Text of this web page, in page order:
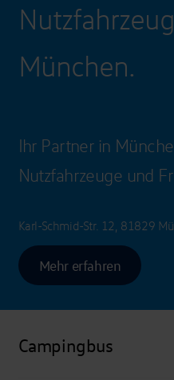
München.
Ihr Partner in
Nutzfahrzeuge und
Karl-Schmid-Str. 12, 81829
Mehr erfahren
Campingbus